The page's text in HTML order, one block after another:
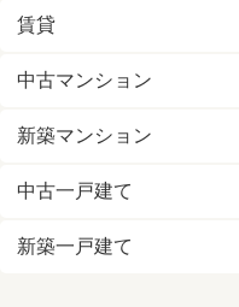
賃貸
中古マンション
新築マンション
中古一戸建て
新築一戸建て